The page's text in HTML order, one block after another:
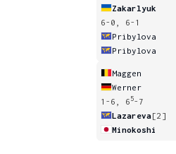
Zakarlyuk
6-0, 6-1
Pribylova
Pribylova
Maggen
Werner
1-6, 6 5-7
Lazareva[2]
Minokoshi